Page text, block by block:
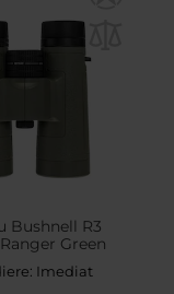
Bushnell R3
Green
Imediat